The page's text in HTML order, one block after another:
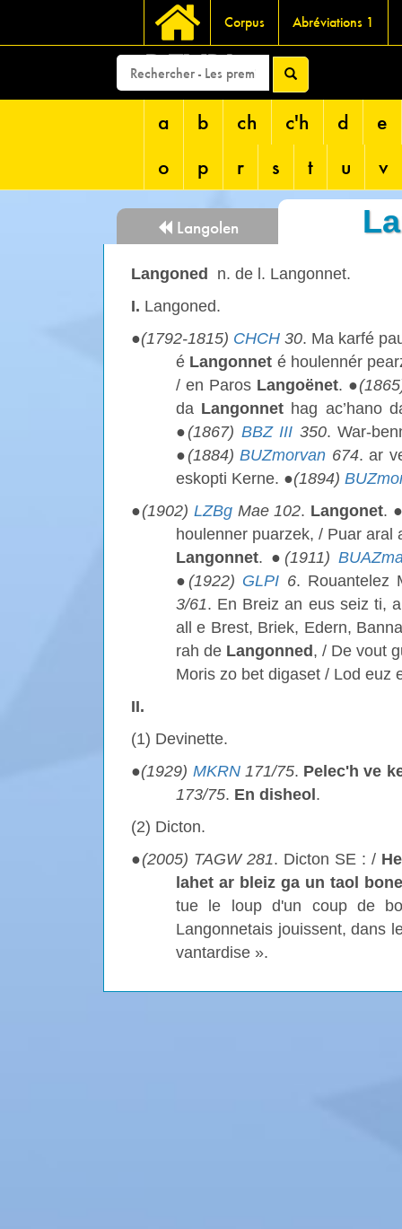
Corpus Abréviations 1
DEVRI
a b ch c'h d
e
o
p r s t u v
Langolen
Langoned
n. de l. Langonnet.
I. Langoned.
●(1792-1815) CHCH 30. Ma karfé
é Langonnet é houlennér
/ en Paros Langoënet. ●
da Langonnet hag ac’hano
●(1867) BBZ III 350. War-
●(1884)BUZmorvan 674. ar
eskopti Kerne. ●(1894)
●(1902) LZBgMae 102. Langonet.
houlenner puarzek, / Puar
Langonnet. ●(1911)
●(1922) GLPI 6. Rouantelez
3/61. En Breiz an eus seiz ti,
all e Brest, Briek, Edern,
rah de Langonned , / De vout
Moris zo bet digaset / Lod euz
II.
(1) Devinette.
●(1929) MKRN171/75. Pelec'h ve
173/75. En disheol .
(2) Dicton.
●(2005) TAGW281. Dicton SE : /
lahet ar bleiz ga un taol
tue le loup d'un coup de
Langonnetais jouissent, dans
vantardise ».